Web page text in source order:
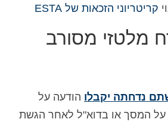
קריטריוני הזכאות של ESTA
מלטזי מסורב
נדחתה יקבלו הודעה על
על המסך או בדוא"ל לאחר הגשת